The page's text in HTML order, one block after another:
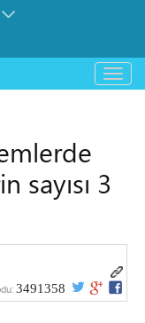
باز
و
sayısı 3
3491358